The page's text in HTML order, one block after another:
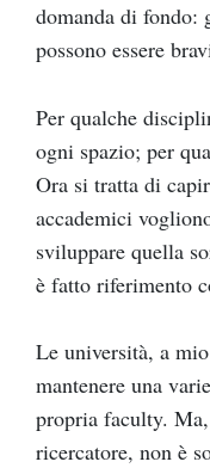
domanda di fondo:
possono essere
Per qualche
ogni spazio; per
Ora si tratta di
accademici
sviluppare quella
è fatto riferimento
Le università, a
mantenere una
propria faculty.
ricercatore, non è